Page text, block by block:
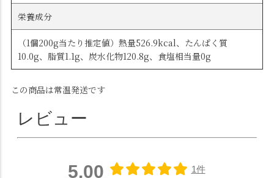
栄養成分
（1個200g当たり推定値）熱量526.9kcal、たんぱく質
10.0g、脂質1.1g、炭水化物120.8g、食塩相当量0g
この商品は常温発送です
レビュー
5.00 1件